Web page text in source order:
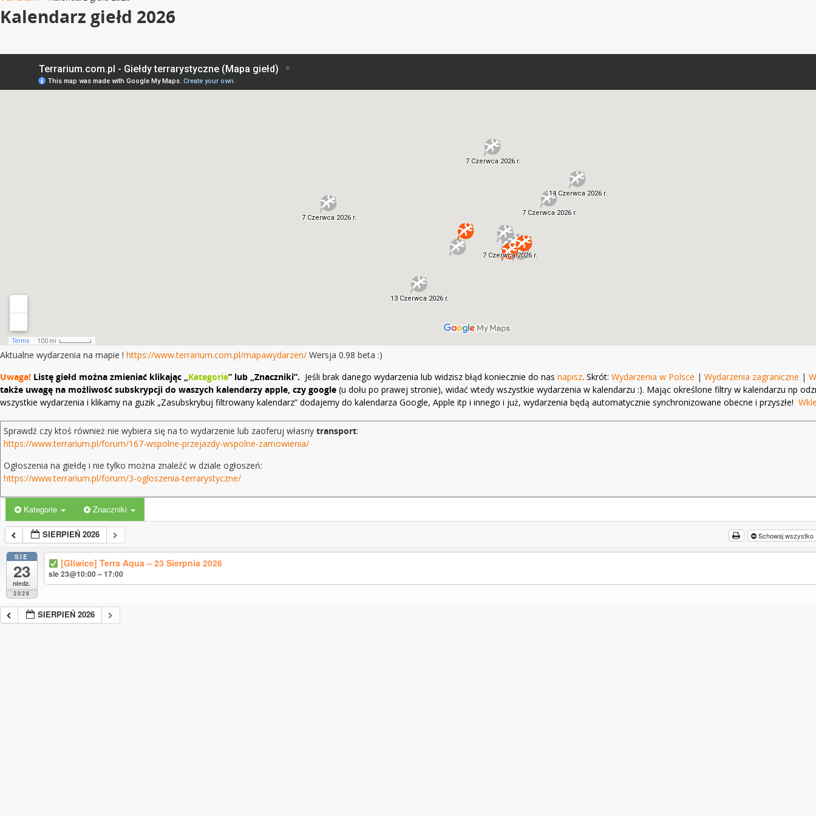
Kalendarz giełd 2026
Aktualne wydarzenia na mapie ! https://www.terrarium.com.pl/mapawydarzen/ Wersja 0.98 beta :)
Uwaga! Listę giełd można zmieniać klikając „Kategorie” lub „Znaczniki”. Jeśli brak danego wydarzenia lub widzisz błąd koniecznie do nas napisz. Skrót: Wydarzenia w Polsce | Wydarzenia zagraniczne |
także uwagę na możliwość subskrypcji do waszych kalendarzy apple, czy google (u dołu po prawej stronie), widać wtedy wszystkie wydarzenia w kalendarzu :). Mając określone filtry w kalendarzu np
wszystkie wydarzenia i klikamy na guzik „Zasubskrybuj filtrowany kalendarz” dodajemy do kalendarza Google, Apple itp i innego i już, wydarzenia będą automatycznie synchronizowane obecne i przyszłe!
Sprawdź czy ktoś również nie wybiera się na to wydarzenie lub zaoferuj własny transport:
https://www.terrarium.pl/forum/167-wspolne-przejazdy-wspolne-zamowienia/
Ogłoszenia na giełdę i nie tylko można znaleźć w dziale ogłoszeń:
https://www.terrarium.pl/forum/3-ogloszenia-terrarystyczne/
Kategorie Znaczniki
SIERPIEŃ 2026 Schowaj wszystko
SIE
23
niedz.
2026
[Gliwice] Terra Aqua – 23 Sierpnia 2026
sie 23@10:00 – 17:00
SIERPIEŃ 2026